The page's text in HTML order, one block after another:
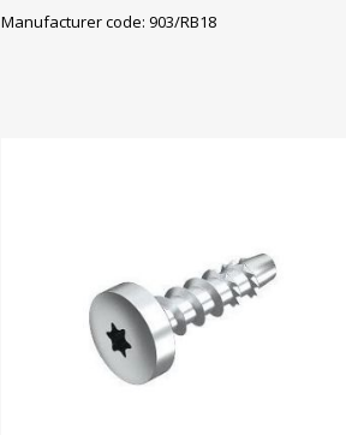
Manufacturer code: 903/RB18